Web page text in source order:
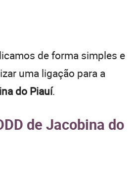
de forma simples e
uma ligação para a
do Piauí.
de Jacobina do